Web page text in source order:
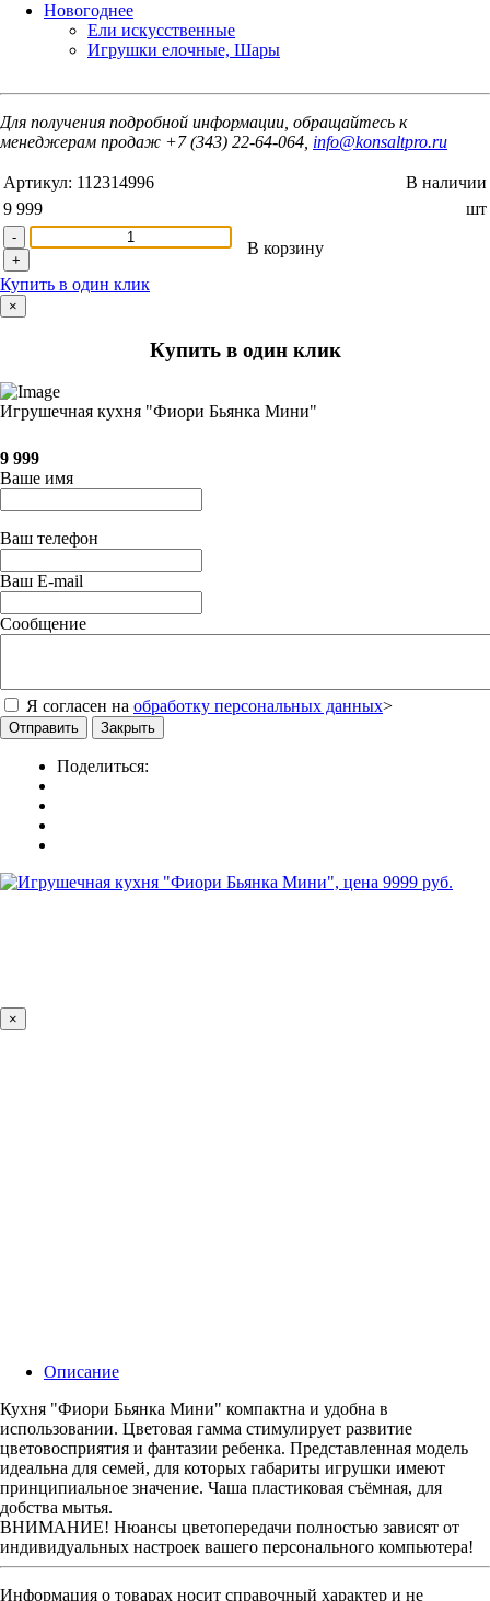
Новогоднее
Ели искусственные
Игрушки елочные, Шары
Для получения подробной информации, обращайтесь к
менеджерам продаж +7 (343) 22-64-064, info@konsaltpro.ru
Артикул: 112314996
В наличии
9 999
шт
-
+
В корзину
Купить в один клик
×
Купить в один клик
Игрушечная кухня "Фиори Бьянка Мини"
9 999
Ваше имя
Ваш телефон
Ваш E-mail
Сообщение
Я согласен на обработку персональных данных>
Отправить Закрыть
Поделиться:
×
Описание
Кухня "Фиори Бьянка Мини" компактна и удобна в
использовании. Цветовая гамма стимулирует развитие
цветовосприятия и фантазии ребенка. Представленная модель
идеальна для семей, для которых габариты игрушки имеют
принципиальное значение. Чаша пластиковая съёмная, для
добства мытья.
ВНИМАНИЕ! Нюансы цветопередачи полностью зависят от
индивидуальных настроек вашего персонального компьютера!
Информация о товарах носит справочный характер и не